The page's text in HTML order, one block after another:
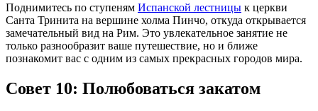
Поднимитесь по ступеням Испанской лестницы к церкви
Санта Тринита на вершине холма Пинчо, откуда открывается
замечательный вид на Рим. Это увлекательное занятие не
только разнообразит ваше путешествие, но и ближе
познакомит вас с одним из самых прекрасных городов мира.
Совет 10: Полюбоваться закатом